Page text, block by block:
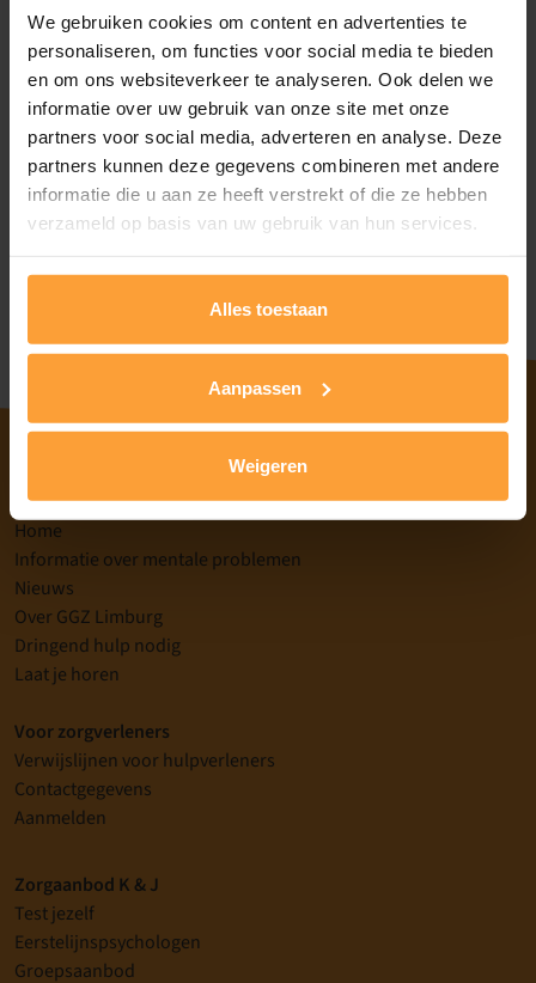
We gebruiken cookies om content en advertenties te
personaliseren, om functies voor social media te bieden
en om ons websiteverkeer te analyseren. Ook delen we
informatie over uw gebruik van onze site met onze
partners voor social media, adverteren en analyse. Deze
partners kunnen deze gegevens combineren met andere
informatie die u aan ze heeft verstrekt of die ze hebben
verzameld op basis van uw gebruik van hun services.
Alles toestaan
Aanpassen
Weigeren
Sprekers: Leden van het MAST Eetstoornissen: Sylvia Gijbels
(psycholoog), Marlies Treunen (psycholoog), Lobke Husson
(diëtist) en Pieter Cuypers (kinder- en jeugdpsychiater).
Inschrijven : Schrijf je in via deze
. Geef zeker een casus of
vragen mee als je die wil bespreken.
Prijs : Deze supervisie is gratis.
Heb je nog vragen? Neem contact met het
MAST Eetstoornissen
Home
Informatie over mentale problemen
Nieuws
Over GGZ Limburg
Dringend hulp nodig
Laat je horen
Voor zorgverleners
Verwijslijnen voor hulpverleners
Contactgegevens
Aanmelden
Zorgaanbod K & J
Test jezelf
Eerstelijnspsychologen
Groepsaanbod